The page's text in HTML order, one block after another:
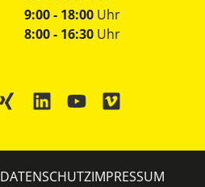
9:00 - 18:00 Uhr
8:00 - 16:30 Uhr
DATENSCHUTZIMPRESSUM